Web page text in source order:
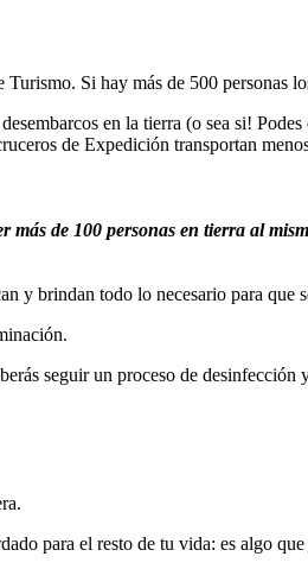
Si hay más de 500 personas
en la tierra (o sea si!
de Expedición transportan
de 100 personas en tierra al
y brindan todo lo necesario para que
seguir un proceso de
para el resto de tu vida: es algo